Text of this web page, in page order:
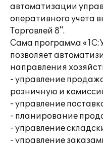
автоматизации
оперативного учета
Торговлей 8".
Сама программа
позволяет
направления
- управление
розничную и
- управление
- планирование
- управление
- управление